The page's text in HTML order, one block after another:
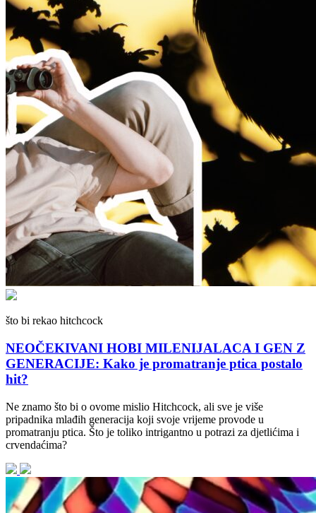
što bi rekao hitchcock
NEOČEKIVANI HOBI MILENIJALACA I GEN Z
GENERACIJE: Kako je promatranje ptica postalo
hit?
Ne znamo što bi o ovome mislio Hitchcock, ali sve je više
pripadnika mlađih generacija koji svoje vrijeme provode u
promatranju ptica. Što je toliko intrigantno u potrazi za djetlićima i
crvendaćima?